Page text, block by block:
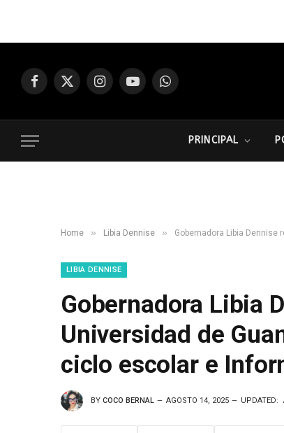
Facebook
X
InstagramYouTubeWhatsApp
PRINCIPAL
Home » Libia Dennise » Gobernadora Libia
LIBIA DENNISE
Gobernadora Libia
Universidad de
ciclo escolar e
BY COCO BERNAL AGOSTO 14, 2025 UPDATED: